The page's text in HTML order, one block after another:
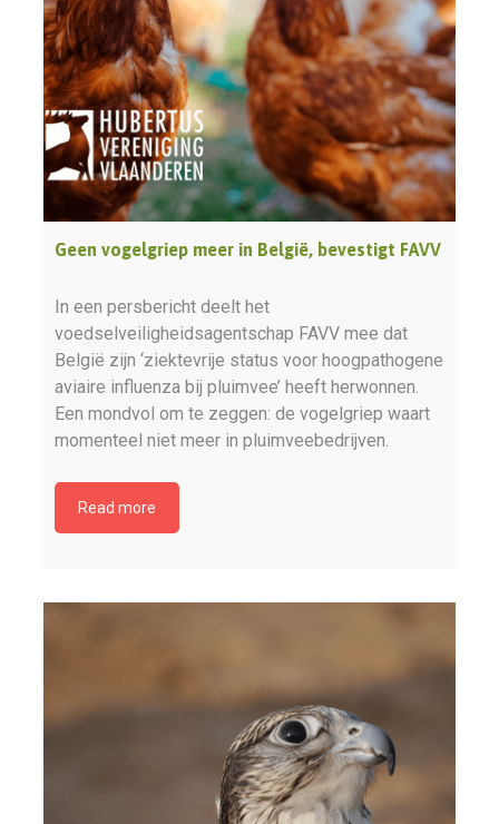
Geen vogelgriep meer in België, bevestigt FAVV
In een persbericht deelt het
voedselveiligheidsagentschap FAVV mee dat
België zijn ‘ziektevrije status voor hoogpathogene
aviaire influenza bij pluimvee’ heeft herwonnen.
Een mondvol om te zeggen: de vogelgriep waart
momenteel niet meer in pluimveebedrijven.
Read more